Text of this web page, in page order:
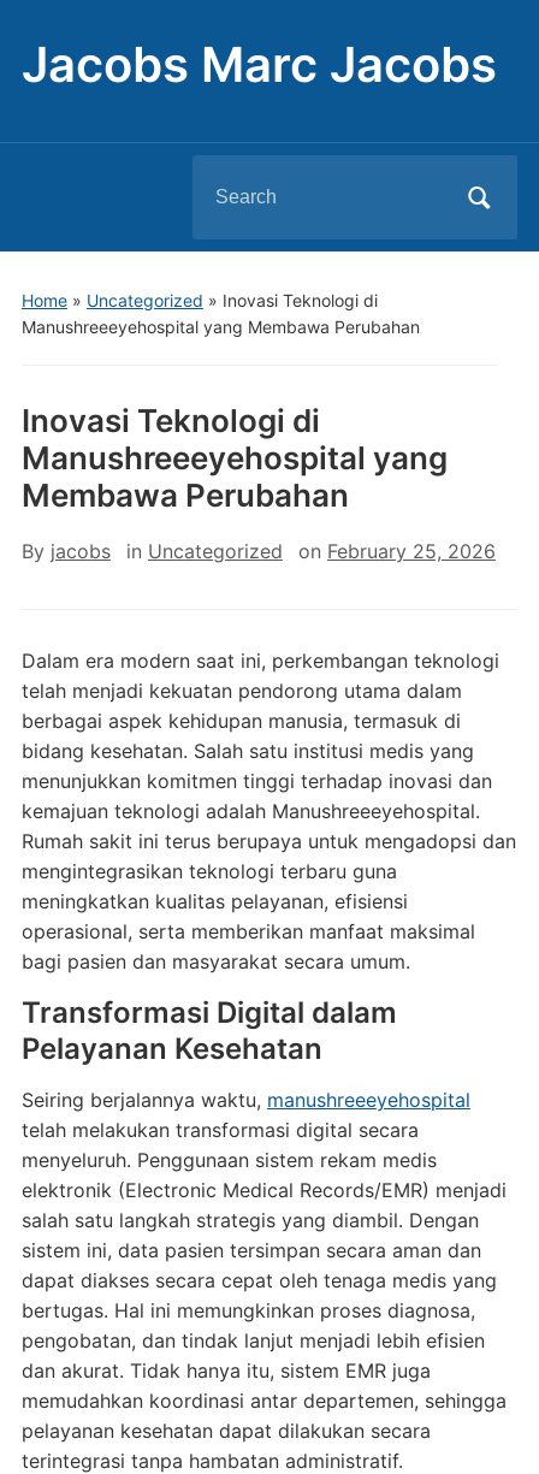
Jacobs Marc Jacobs
for:
Home» Uncategorized » Inovasi Teknologi di
Manushreeeyehospital yang Membawa Perubahan
Inovasi Teknologi di
Manushreeeyehospital yang
Membawa Perubahan
By jacobs in Uncategorized on February 25, 2026
Dalam era modern saat ini, perkembangan teknologi
telah menjadi kekuatan pendorong utama dalam
berbagai aspek kehidupan manusia, termasuk di
bidang kesehatan. Salah satu institusi medis yang
menunjukkan komitmen tinggi terhadap inovasi dan
kemajuan teknologi adalah Manushreeeyehospital.
Rumah sakit ini terus berupaya untuk mengadopsi dan
mengintegrasikan teknologi terbaru guna
meningkatkan kualitas pelayanan, efisiensi
operasional, serta memberikan manfaat maksimal
bagi pasien dan masyarakat secara umum.
Transformasi Digital dalam
Pelayanan Kesehatan
Seiring berjalannya waktu, manushreeeyehospital
telah melakukan transformasi digital secara
menyeluruh. Penggunaan sistem rekam medis
elektronik (Electronic Medical Records/EMR) menjadi
salah satu langkah strategis yang diambil. Dengan
sistem ini, data pasien tersimpan secara aman dan
dapat diakses secara cepat oleh tenaga medis yang
bertugas. Hal ini memungkinkan proses diagnosa,
pengobatan, dan tindak lanjut menjadi lebih efisien
dan akurat. Tidak hanya itu, sistem EMR juga
memudahkan koordinasi antar departemen, sehingga
pelayanan kesehatan dapat dilakukan secara
terintegrasi tanpa hambatan administratif.